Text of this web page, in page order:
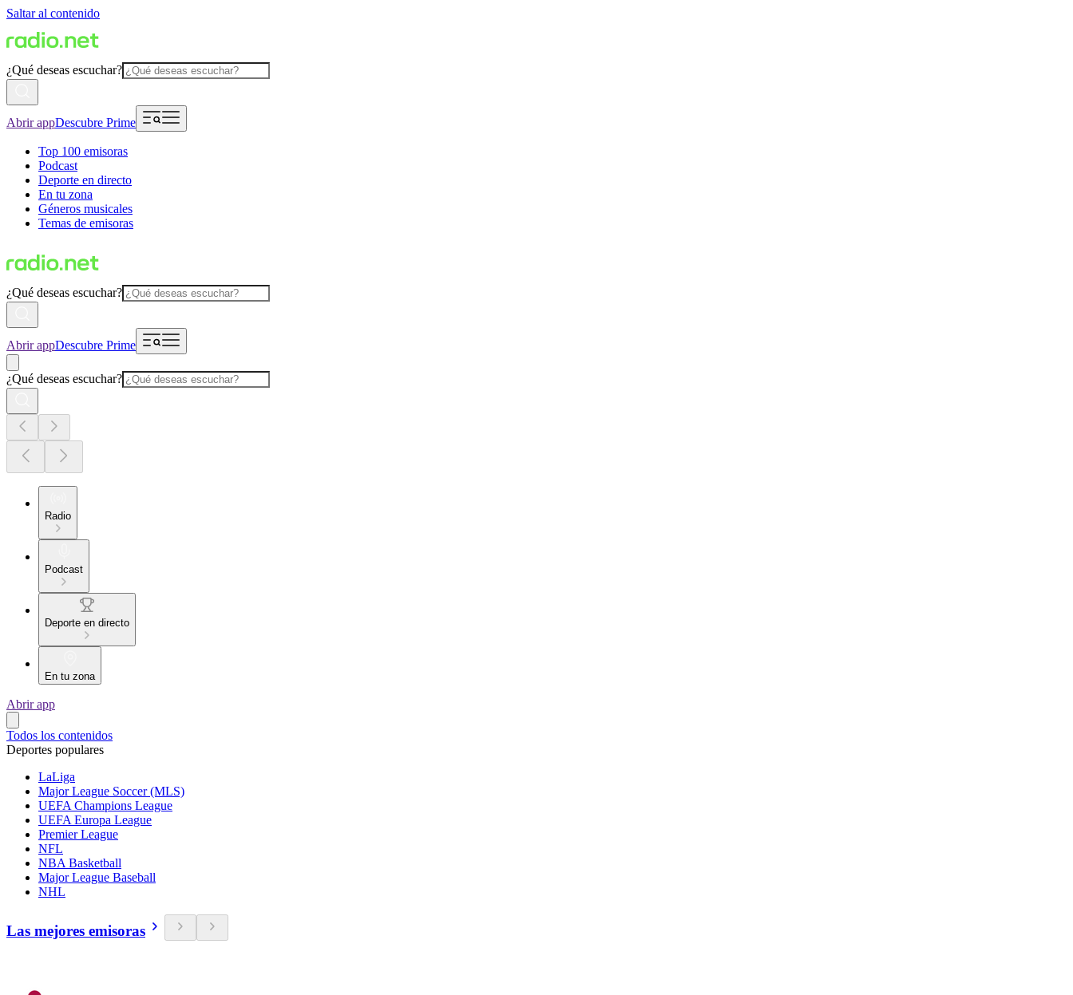
Saltar al contenido
¿Qué deseas escuchar?
Abrir appDescubre Prime
Top 100 emisoras
Podcast
Deporte en directo
En tu zona
Géneros musicales
Temas de emisoras
¿Qué deseas escuchar?
Abrir appDescubre Prime
¿Qué deseas escuchar?
Radio
Podcast
Deporte en directo
En tu zona
Abrir app
Todos los contenidos
Deportes populares
LaLiga
Major League Soccer (MLS)
UEFA Champions League
UEFA Europa League
Premier League
NFL
NBA Basketball
Major League Baseball
NHL
Las mejores emisoras